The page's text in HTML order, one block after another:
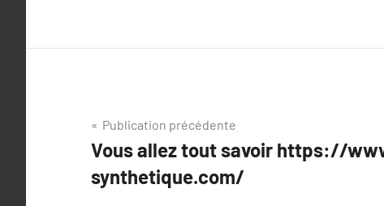
Navigation
de
l’article
Publication précédente
Vous allez tout savoir https://
synthetique.com/